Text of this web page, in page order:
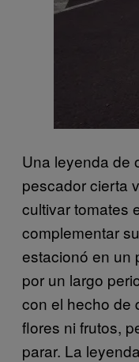
Una leyenda de
pescador cierta
cultivar tomates
complementar
estacionó en un
por un largo
con el hecho de
flores ni frutos,
parar. La